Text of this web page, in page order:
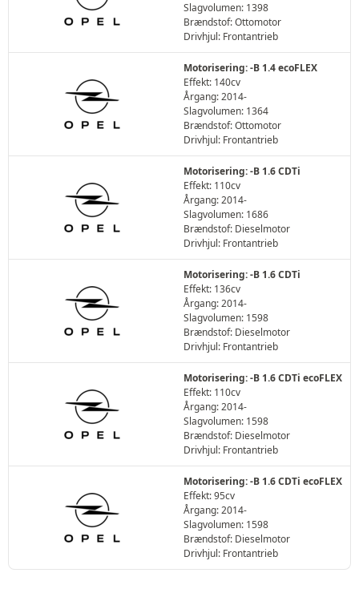
Slagvolumen: 1398
Brændstof: Ottomotor
Drivhjul: Frontantrieb
Motorisering: -B 1.4 ecoFLEX
Effekt: 140cv
Årgang: 2014-
Slagvolumen: 1364
Brændstof: Ottomotor
Drivhjul: Frontantrieb
Motorisering: -B 1.6 CDTi
Effekt: 110cv
Årgang: 2014-
Slagvolumen: 1686
Brændstof: Dieselmotor
Drivhjul: Frontantrieb
Motorisering: -B 1.6 CDTi
Effekt: 136cv
Årgang: 2014-
Slagvolumen: 1598
Brændstof: Dieselmotor
Drivhjul: Frontantrieb
Motorisering: -B 1.6 CDTi ecoFLEX
Effekt: 110cv
Årgang: 2014-
Slagvolumen: 1598
Brændstof: Dieselmotor
Drivhjul: Frontantrieb
Motorisering: -B 1.6 CDTi ecoFLEX
Effekt: 95cv
Årgang: 2014-
Slagvolumen: 1598
Brændstof: Dieselmotor
Drivhjul: Frontantrieb